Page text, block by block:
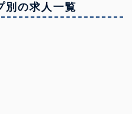
別の求人一覧